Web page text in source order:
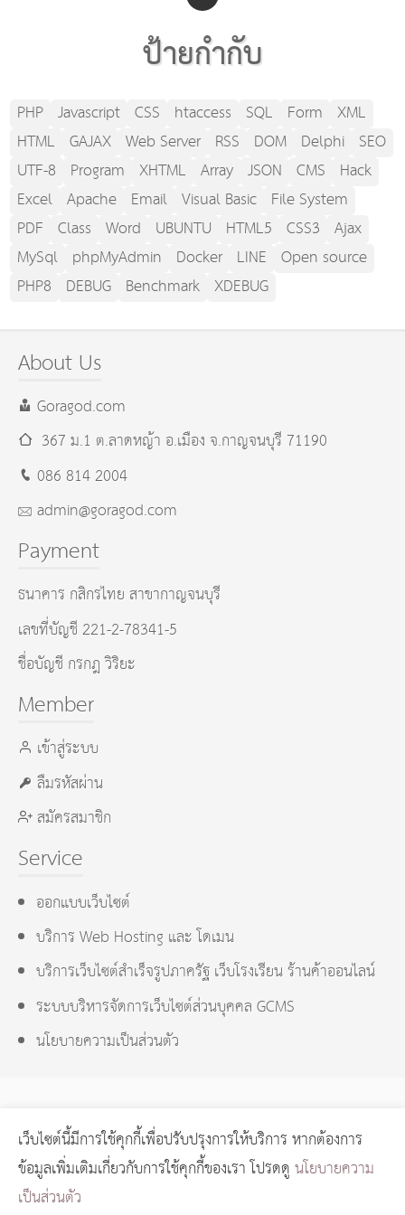
ป้ายกำกับ
PHP Javascript CSS htaccess SQL Form XML
HTML GAJAX Web Server RSS DOM Delphi SEO
UTF-8 Program XHTML Array JSON CMS Hack
Excel Apache Email Visual Basic File System
PDF Class Word UBUNTU HTML5 CSS3 Ajax
MySql phpMyAdmin Docker LINE Open source
PHP8 DEBUG Benchmark XDEBUG
About Us
Goragod.com
367 ม.1 ต.ลาดหญ้า อ.เมืองจ.กาญจนบุรี 71190
086 814 2004
admin@goragod.com
Payment
ธนาคาร กสิกรไทย สาขากาญจนบุรี
เลขที่บัญชี 221-2-78341-5
ชื่อบัญชี กรกฎ วิริยะ
Member
เข้าสู่ระบบ
ลืมรหัสผ่าน
สมัครสมาชิก
Service
ออกแบบเว็บไซต์
บริการ Web Hosting และ โดเมน
บริการเว็บไซต์สำเร็จรูปภาครัฐ เว็บโรงเรียน ร้านค้าออนไลน์
ระบบบริหารจัดการเว็บไซต์ส่วนบุคคล GCMS
นโยบายความเป็นส่วนตัว
GCMS Version 14.0.1 designed byKOTCHASAN.compage
process0.0212วินาที (12quries.)
Copyright © 2024 GORAGOD.com
เว็บไซต์นี้มีการใช้คุกกี้เพื่อปรับปรุงการให้บริการ หากต้องการ
ข้อมูลเพิ่มเติมเกี่ยวกับการใช้คุกกี้ของเรา โปรดดูนโยบายความ
เป็นส่วนตัว